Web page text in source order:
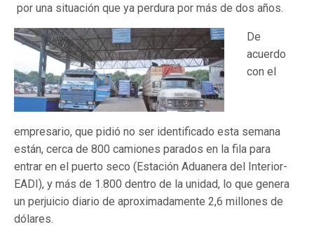
por una situación que ya perdura por más de dos años.
De
acuerdo
con el
empresario, que pidió no ser identificado esta semana
están, cerca de 800 camiones parados en la fila para
entrar en el puerto seco (Estación Aduanera del Interior-
EADI), y más de 1.800 dentro de la unidad, lo que genera
un perjuicio diario de aproximadamente 2,6 millones de
dólares.